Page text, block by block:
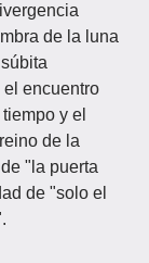
de la luna
encuentro
y el
de la
"la puerta
de "solo el